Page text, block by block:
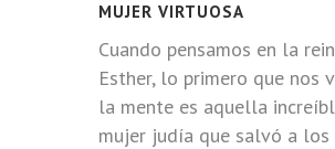
MUJER VIRTUOSA
Cuando pensamos en la
Esther, lo primero que nos
la mente es aquella
mujer judía que salvó a los